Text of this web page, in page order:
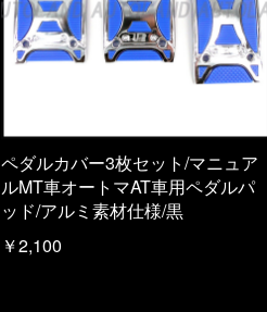
ペダルカバー3枚セット/マニュア
ルMT車オートマAT車用ペダルパ
ッド/アルミ素材仕様/黒
￥2,100